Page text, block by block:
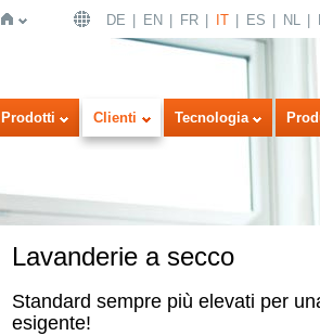
Home
DE EN FR IT ES NL
Prodotti Clienti Tecnologia
Lavanderie a secco
Standard sempre più elevati per
esigente!